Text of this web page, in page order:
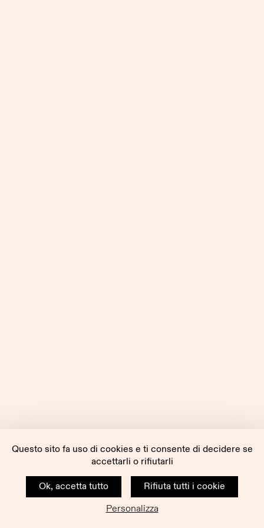
Questo sito fa uso di cookies e ti consente di decidere se
accettarli o rifiutarli
Ok, accetta tutto
Rifiuta tutti i cookie
Personalizza